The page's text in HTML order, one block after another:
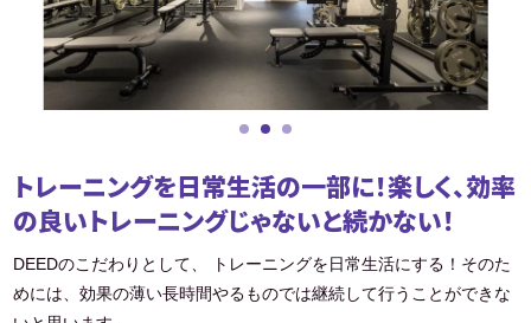
トレーニングを日常生活の一部に！楽しく、効率
の良いトレーニングじゃないと続かない！
DEEDのこだわりとして、 トレーニングを日常生活にする！そのた
めには、効果の薄い長時間やるものでは継続して行うことができな